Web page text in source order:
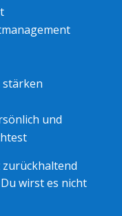
und
zurückhaltend
wirst es nicht